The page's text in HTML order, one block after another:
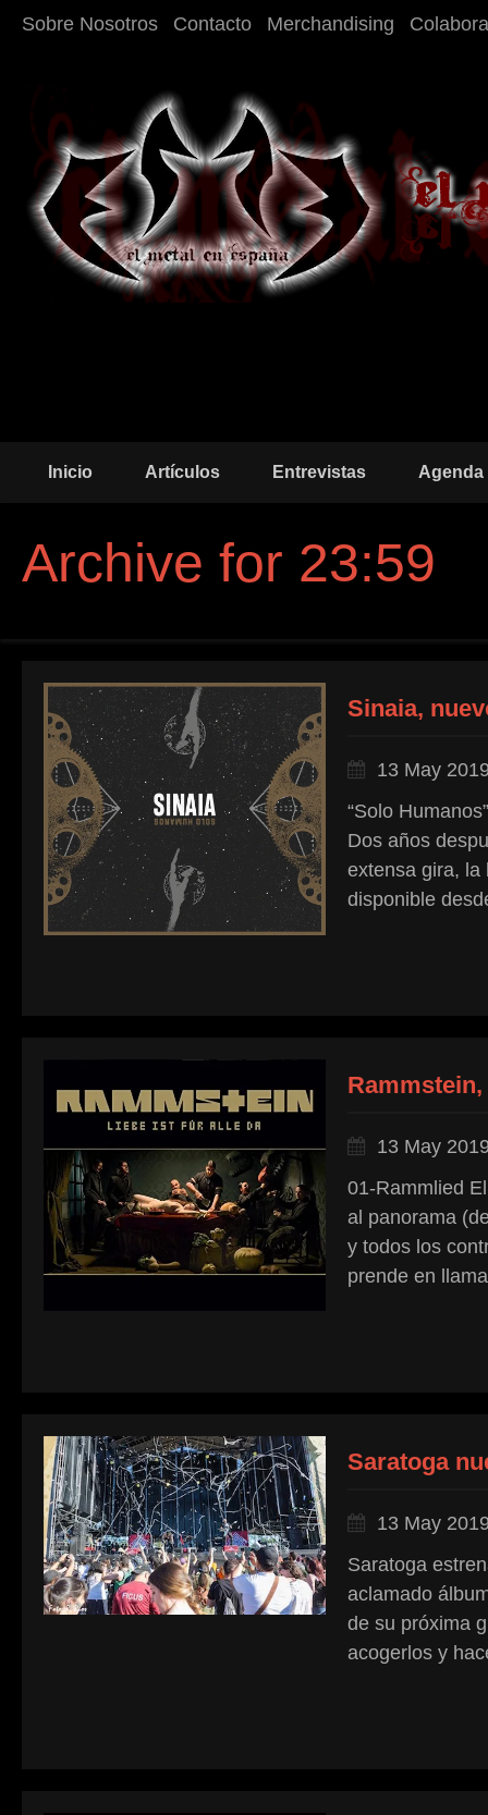
Sobre Nosotros Contacto Merchandising
Inicio Artículos Entrevistas Agenda
Archive for 23:59
Sinaia,
13 May
“Solo
Dos años
extensa gira, la
disponible
13 May
01-Rammlied
al panorama
y todos los
prende en
Saratoga
13 May
Saratoga
aclamado
de su próxima
acogerlos y